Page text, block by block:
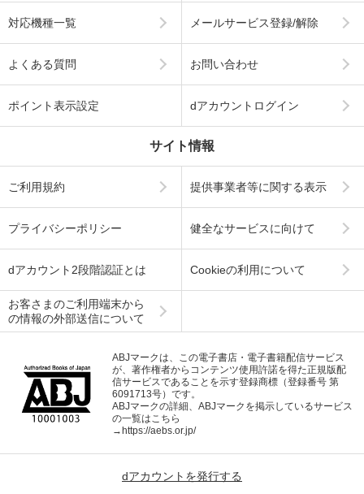
対応機種一覧 メールサービス登録/解除
よくある質問 お問い合わせ
ポイント表示設定 dアカウントログイン
サイト情報
ご利用規約 提供事業者等に関する表示
プライバシーポリシー 健全なサービスに向けて
dアカウント2段階認証とは Cookieの利用について
お客さまのご利用端末から
の情報の外部送信について
ABJマークは、この電子書店・電子書籍配信サービス
が、著作権者からコンテンツ使用許諾を得た正規版配
信サービスであることを示す登録商標（登録番号 第
6091713号）です。
ABJマークの詳細、ABJマークを掲示しているサービス
の一覧はこちら
→https://aebs.or.jp/
dアカウントを発行する